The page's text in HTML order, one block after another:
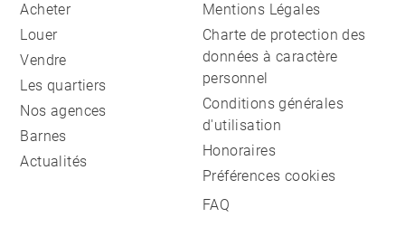
Acheter
Louer
Vendre
Les quartiers
Nos agences
Barnes
Actualités
Mentions Légales
Charte de protection des
données à caractère
personnel
Conditions générales
d'utilisation
Honoraires
Préférences cookies
FAQ